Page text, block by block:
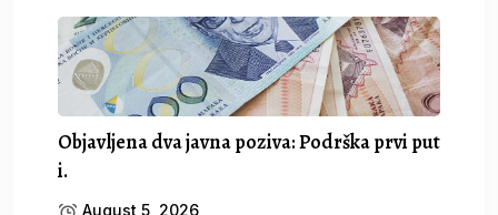
Objavljena dva javna poziva: Podrška prvi put
i.
August 5, 2026